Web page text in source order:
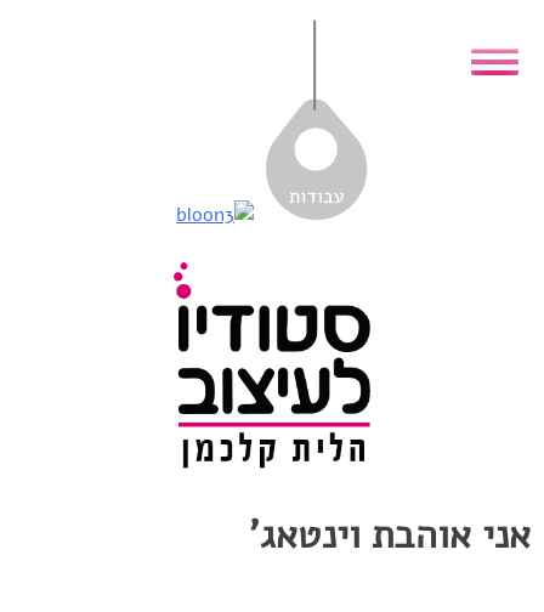
to
content
אני אוהבת וינטאג’